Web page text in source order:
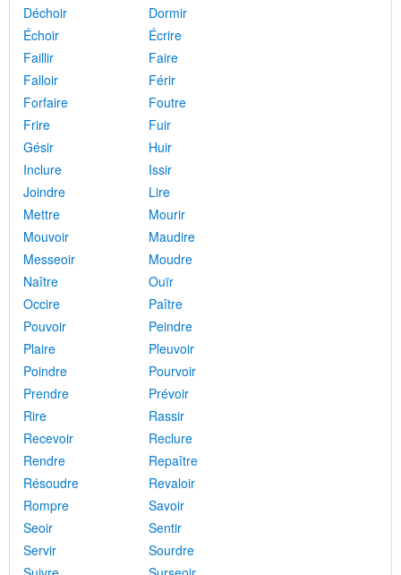
Déchoir
Dormir
Échoir
Écrire
Faillir
Faire
Falloir
Férir
Forfaire
Foutre
Frire
Fuir
Gésir
Huir
Inclure
Issir
Joindre
Lire
Mettre
Mourir
Mouvoir
Maudire
Messeoir
Moudre
Naître
Ouïr
Occire
Paître
Pouvoir
Peindre
Plaire
Pleuvoir
Poindre
Pourvoir
Prendre
Prévoir
Rire
Rassir
Recevoir
Reclure
Rendre
Repaître
Résoudre
Revaloir
Rompre
Savoir
Seoir
Sentir
Servir
Sourdre